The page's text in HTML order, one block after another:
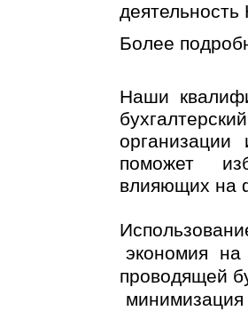
деятельность
Более
Наши
поможет
влияющих на
экономия
проводящей